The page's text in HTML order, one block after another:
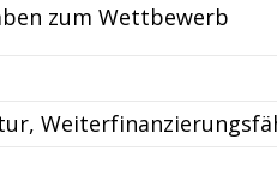
zum Wettbewerb